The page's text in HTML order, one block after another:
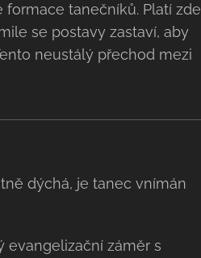
tanečníků. Platí zde
se postavy zastaví, aby
neustálý přechod mezi
dýchá, je tanec vnímán
evangelizační záměr s